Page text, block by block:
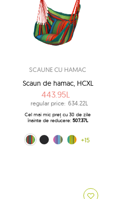
SCAUNE CU HAMAC
Scaun de hamac, HCXL
443.95L
regular price: 634.22L
Cel mai mic preț cu 30 de zile
înainte de reducere: 507.37L
Tequila sunrise (0333)
negru (10)
Multiple (160)
Kuna Yala (188)
+15